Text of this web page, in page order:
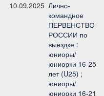
10.09.2025 Лично-
командное
ПЕРВЕНСТВО
РОССИИ по
выездке :
юниоры/
юниорки 16-25
лет (U25) ;
юниоры/
юниорки 16-21